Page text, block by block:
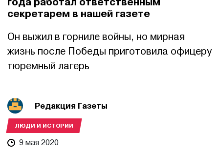
секретарем в нашей газете
Он выжил в горниле войны, но мирная
жизнь после Победы приготовила офицеру
тюремный лагерь
Редакция Газеты
ЛЮДИ И ИСТОРИИ
9 мая 2020